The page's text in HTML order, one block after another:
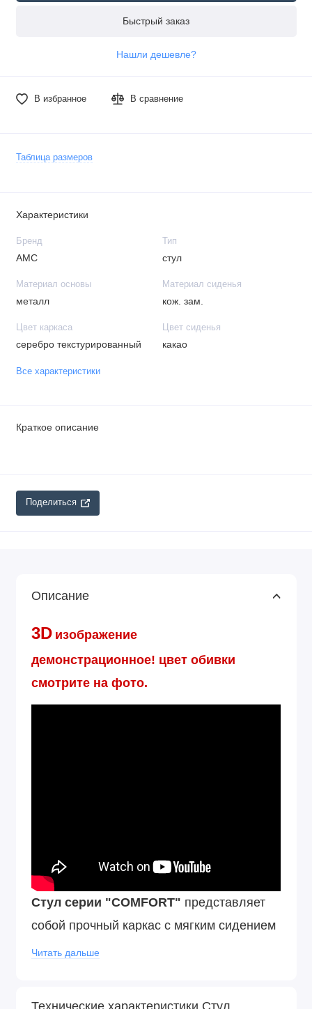
Быстрый заказ
Нашли дешевле?
В избранное В сравнение
Таблица размеров
Характеристики
Бренд
АМС
Тип
стул
Материал основы
металл
Материал сиденья
кож. зам.
Цвет каркаса
серебро текстурированный
Цвет сиденья
какао
Все характеристики
Краткое описание
Поделиться
Описание
3D изображение
демонстрационное! цвет обивки
смотрите на фото.
Стул серии "COMFORT" представляет
собой прочный каркас с мягким сидением
Пластиковые подпятники на ножках стула
Читать дальше